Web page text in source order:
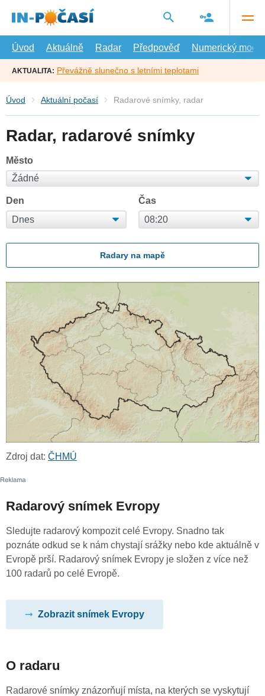
hlavní
Úvod
Aktuálně Radar Předpověď Numerický model
AKTUALITA: Převážně slunečno s letními teplotami
Úvod Aktuální počasí Radarové snímky, radar
Radar, radarové snímky
Město
Den Čas
Radary na mapě
Zdroj dat: ČHMÚ
Radarový snímek Evropy
Sledujte radarový kompozit celé Evropy. Snadno tak
poznáte odkud se k nám chystají srážky nebo kde aktuálně v
Evropě prší. Radarový snímek Evropy je složen z více než
100 radarů po celé Evropě.
Zobrazit snímek Evropy
O radaru
Radarové snímky znázorňují místa, na kterých se vyskytují